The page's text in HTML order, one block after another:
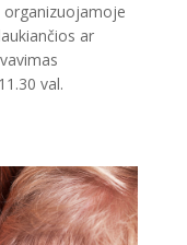
organizuojamoje
ar
val.